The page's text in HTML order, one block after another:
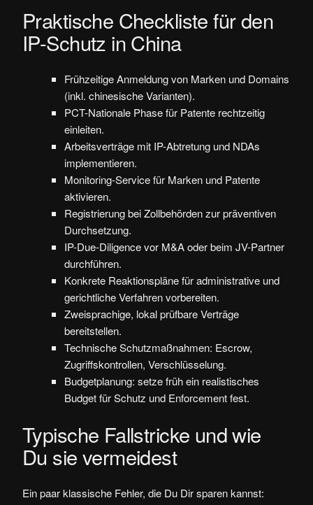
Praktische Checkliste für den
IP-Schutz in China
Frühzeitige Anmeldung von Marken und Domains
(inkl. chinesische Varianten).
PCT-Nationale Phase für Patente rechtzeitig
einleiten.
Arbeitsverträge mit IP-Abtretung und NDAs
implementieren.
Monitoring-Service für Marken und Patente
aktivieren.
Registrierung bei Zollbehörden zur präventiven
Durchsetzung.
IP-Due-Diligence vor M&A oder beim JV-Partner
durchführen.
Konkrete Reaktionspläne für administrative und
gerichtliche Verfahren vorbereiten.
Zweisprachige, lokal prüfbare Verträge
bereitstellen.
Technische Schutzmaßnahmen: Escrow,
Zugriffskontrollen, Verschlüsselung.
Budgetplanung: setze früh ein realistisches
Budget für Schutz und Enforcement fest.
Typische Fallstricke und wie
Du sie vermeidest
Ein paar klassische Fehler, die Du Dir sparen kannst: